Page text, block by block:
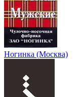
Ногинка (Москва)